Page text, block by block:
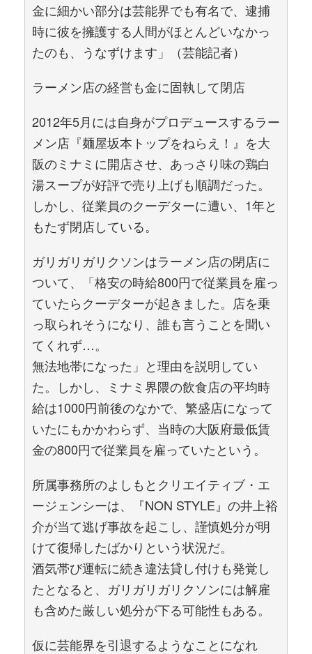
金に細かい部分は芸能界でも有名で、逮捕
時に彼を擁護する人間がほとんどいなかっ
たのも、うなずけます」（芸能記者）
ラーメン店の経営も金に固執して閉店
2012年5月には自身がプロデュースするラー
メン店『麺屋坂本トップをねらえ！』を大
阪のミナミに開店させ、あっさり味の鶏白
湯スープが好評で売り上げも順調だった。
しかし、従業員のクーデターに遭い、1年と
もたず閉店している。
ガリガリガリクソンはラーメン店の閉店に
ついて、「格安の時給800円で従業員を雇っ
ていたらクーデターが起きました。店を乗
っ取られそうになり、誰も言うことを聞い
てくれず…。
無法地帯になった」と理由を説明してい
た。しかし、ミナミ界隈の飲食店の平均時
給は1000円前後のなかで、繁盛店になって
いたにもかかわらず、当時の大阪府最低賃
金の800円で従業員を雇っていたという。
所属事務所のよしもとクリエイティブ・エ
ージェンシーは、『NON STYLE』の井上裕
介が当て逃げ事故を起こし、謹慎処分が明
けて復帰したばかりという状況だ。
酒気帯び運転に続き違法貸し付けも発覚し
たとなると、ガリガリガリクソンには解雇
も含めた厳しい処分が下る可能性もある。
仮に芸能界を引退するようなことになれ